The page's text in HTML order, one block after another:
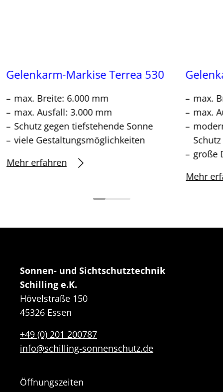
Gelenkarm-Markise Terrea 530
max. Breite: 6.000 mm
max. Ausfall: 3.000 mm
Schutz gegen tiefstehende Sonne
viele Gestaltungsmöglichkeiten
Mehr erfahren
max.
max.
Schutz
große
Mehr
Sonnen- und Sichtschutztechnik
Schilling e.K.
Hövelstraße 150
45326 Essen
+49 (0) 201 200787
info@schilling-sonnenschutz.de
Öffnungszeiten